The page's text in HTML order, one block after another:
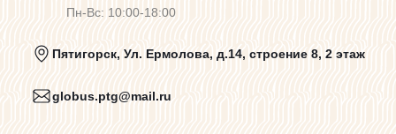
Политика конфиденциальности
Пользовательское соглашение
Пн-Вс: 10:00-18:00
Пятигорск, Ул. Ермолова, д.14, строение 8, 2 этаж
globus.ptg@mail.ru